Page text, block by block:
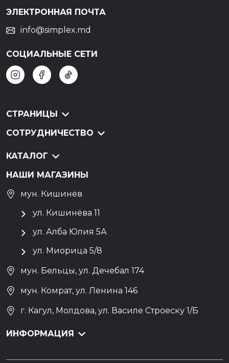
ЭЛЕКТРОННАЯ ПОЧТА
info@simplex.md
СОЦИАЛЬНЫЕ СЕТИ
СТРАНИЦЫ
СОТРУДНИЧЕСТВО
КАТАЛОГ
НАШИ МАГАЗИНЫ
мун. Кишинёв
ул. Кишинёва 11
ул. Алба Юлия 5А
ул. Миорица 5/8
мун. Бельцы, ул. Дечебал 174
мун. Комрат, ул. Ленина 146
г. Кагул, Молдова, ул. Василе Строеску 1/Б
ИНФОРМАЦИЯ